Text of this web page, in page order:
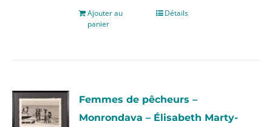
Ajouter au
panier
Détails
Femmes de pêcheurs –
Monrondava – Élisabeth Marty-